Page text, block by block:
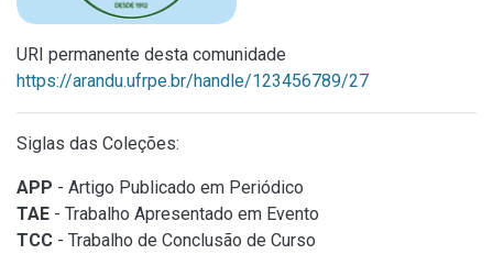
URI permanente desta comunidade
https://arandu.ufrpe.br/handle/123456789/27
Siglas das Coleções:
APP - Artigo Publicado em Periódico
TAE - Trabalho Apresentado em Evento
TCC - Trabalho de Conclusão de Curso